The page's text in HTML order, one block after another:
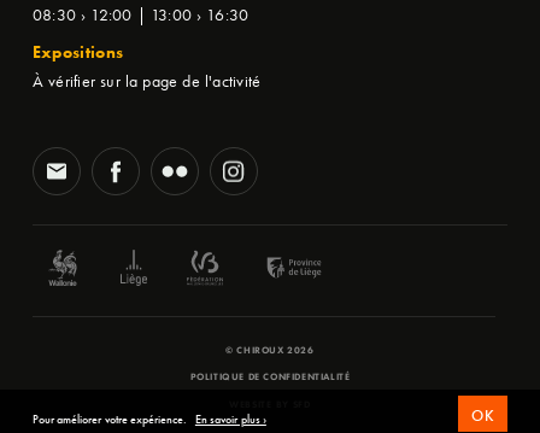
08:30 › 12:00 | 13:00 › 16:30
Expositions
À vérifier sur la page de l'activité
© CHIROUX 2026
POLITIQUE DE CONFIDENTIALITÉ
Pour améliorer votre expérience. En savoir plus › OK